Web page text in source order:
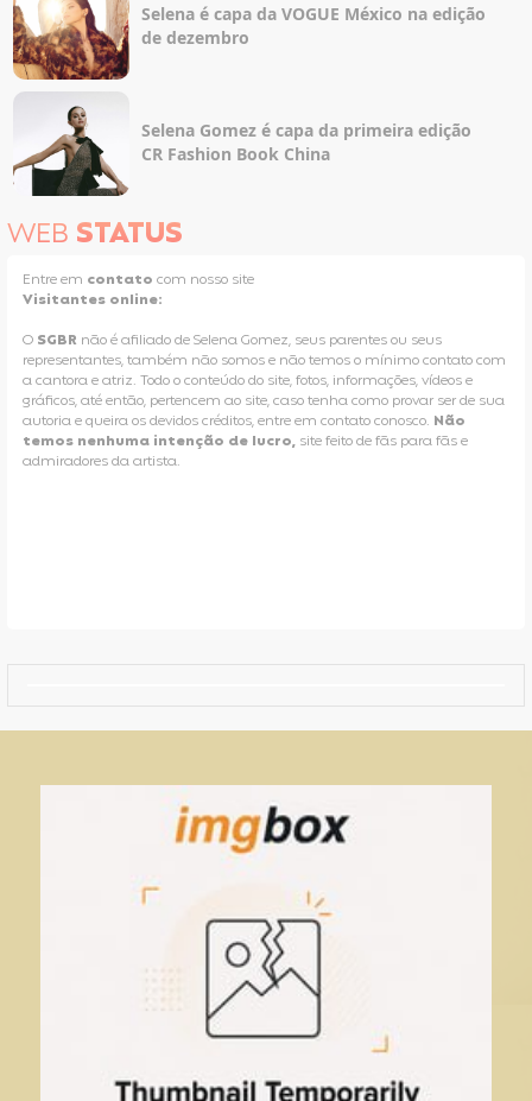
Selena é capa da VOGUE México na edição
de dezembro
Selena Gomez é capa da primeira edição
CR Fashion Book China
WEB STATUS
Entre em contato com nosso site
Visitantes online:
O SGBR não é afiliado de Selena Gomez, seus parentes ou seus
representantes, também não somos e não temos o mínimo contato com
a cantora e atriz. Todo o conteúdo do site, fotos, informações, vídeos e
gráficos, até então, pertencem ao site, caso tenha como provar ser de sua
autoria e queira os devidos créditos, entre em contato conosco. Não
temos nenhuma intenção de lucro, site feito de fãs para fãs e
admiradores da artista.